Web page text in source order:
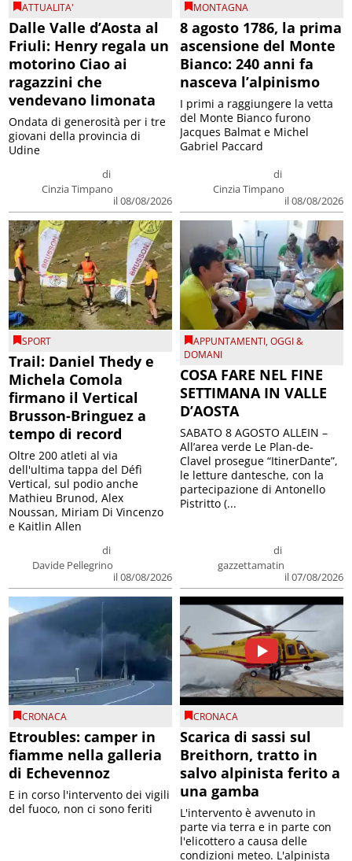
Dalle Valle d’Aosta al
Friuli: Henry regala un
motorino Ciao ai
ragazzini che
vendevano limonata
Cinzia Timpano
Ondata di generosità per i tre
giovani della provincia di
Udine
8 agosto 1786, la prima
ascensione del Monte
Bianco: 240 anni fa
nasceva l’alpinismo
Cinzia Timpano
I primi a raggiungere la vetta
del Monte Bianco furono
Jacques Balmat e Michel
Gabriel Paccard
SPORT
Trail: Daniel Thedy e
Michela Comola
firmano il Vertical
Brusson-Bringuez a
tempo di record
Davide Pellegrino
Oltre 200 atleti al via
dell'ultima tappa del Défì
Vertical, sul podio anche
Mathieu Brunod, Alex
Noussan, Miriam Di Vincenzo
e Kaitlin Allen
APPUNTAMENTI,OGGI &
DOMANI
COSA FARE NEL FINE
SETTIMANA IN VALLE
D’AOSTA
gazzettamatin
SABATO 8 AGOSTO ALLEIN –
All’area verde Le Plan-de-
Clavel prosegue “ItinerDante”,
le letture dantesche, con la
partecipazione di Antonello
Pistritto (...
CRONACA
Etroubles: camper in
fiamme nella galleria
di Echevennoz
E in corso l'intervento dei vigili
del fuoco, non ci sono feriti
CRONACA
Scarica di sassi sul
Breithorn, tratto in
salvo alpinista ferito a
una gamba
L'intervento è avvenuto in
parte via terra e in parte con
l'elicottero a causa delle
condizioni meteo. L'alpinista
non ha riportato gravi ferite